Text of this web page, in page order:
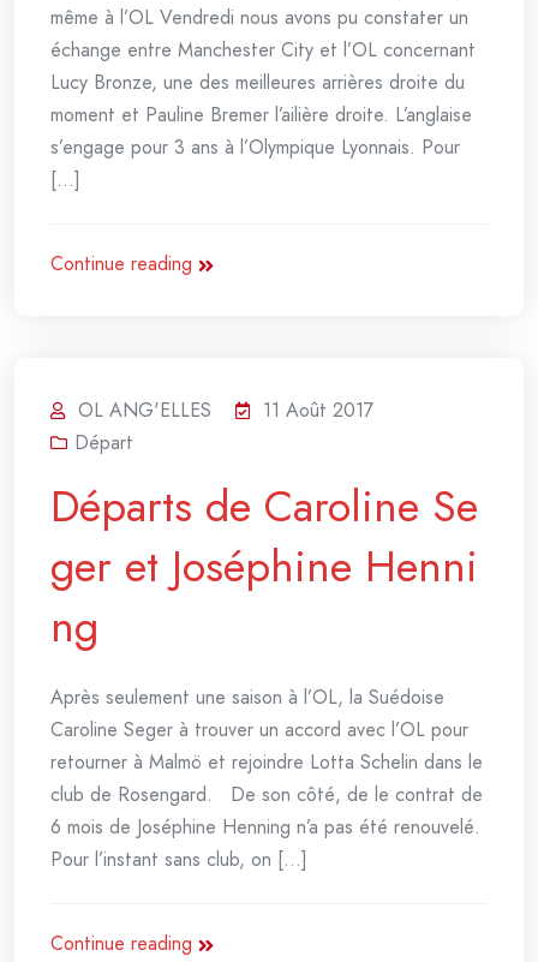
même à l’OL Vendredi nous avons pu constater un
échange entre Manchester City et l’OL concernant
Lucy Bronze, une des meilleures arrières droite du
moment et Pauline Bremer l’ailière droite. L’anglaise
s’engage pour 3 ans à l’Olympique Lyonnais. Pour
[...]
Continue reading
OL ANG'ELLES
11 Août 2017
Départ
Départs de Caroline Se
ger et Joséphine Henni
ng
Après seulement une saison à l’OL, la Suédoise
Caroline Seger à trouver un accord avec l’OL pour
retourner à Malmö et rejoindre Lotta Schelin dans le
club de Rosengard. De son côté, de le contrat de
6 mois de Joséphine Henning n’a pas été renouvelé.
Pour l’instant sans club, on [...]
Continue reading